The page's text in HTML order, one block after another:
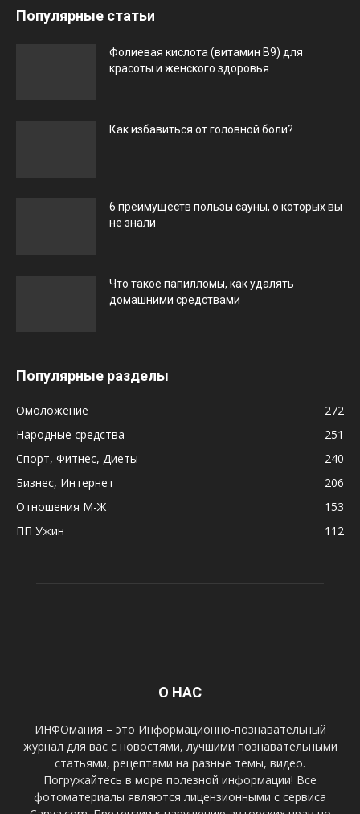
Популярные статьи
Фолиевая кислота (витамин В9) для
красоты и женского здоровья
Как избавиться от головной боли?
6 преимуществ пользы сауны, о которых вы
не знали
Что такое папилломы, как удалять
домашними средствами
Популярные разделы
Омоложение
272
Народные средства
251
Спорт, Фитнес, Диеты
240
Бизнес, Интернет
206
Отношения М-Ж
153
ПП Ужин
112
О НАС
ИНФОмания – это Информационно-познавательный
журнал для вас с новостями, лучшими познавательными
статьями, рецептами на разные темы, видео.
Погружайтесь в море полезной информации! Все
фотоматериалы являются лицензионными с сервиса